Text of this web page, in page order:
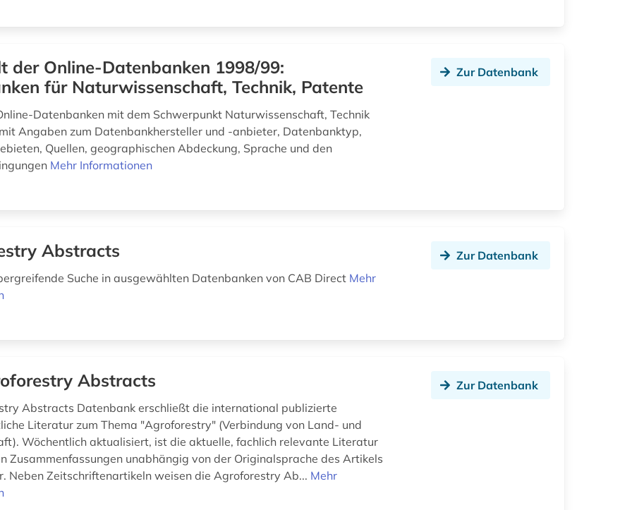
der Online-Datenbanken 1998/99:
für Naturwissenschaft, Technik, Patente
Datenbanken mit dem Schwerpunkt Naturwissenschaft, Technik
Angaben zum Datenbankhersteller und -anbieter, Datenbanktyp,
Quellen, geographischen Abdeckung, Sprache und den
Mehr Informationen
Zur Datenbank
Abstracts
Suche in ausgewählten Datenbanken von CAB Direct Mehr
Zur Datenbank
Abstracts
Abstracts Datenbank erschließt die international publizierte
Literatur zum Thema "Agroforestry" (Verbindung von Land- und
Wöchentlich aktualisiert, ist die aktuelle, fachlich relevante Literatur
Zusammenfassungen unabhängig von der Originalsprache des Artikels
Neben Zeitschriftenartikeln weisen die Agroforestry Ab... Mehr
Zur Datenbank